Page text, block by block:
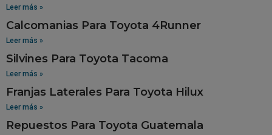
Leer más »
Calcomanias Para Toyota 4Runner
Leer más »
Silvines Para Toyota Tacoma
Leer más »
Franjas Laterales Para Toyota Hilux
Leer más »
Repuestos Para Toyota Guatemala